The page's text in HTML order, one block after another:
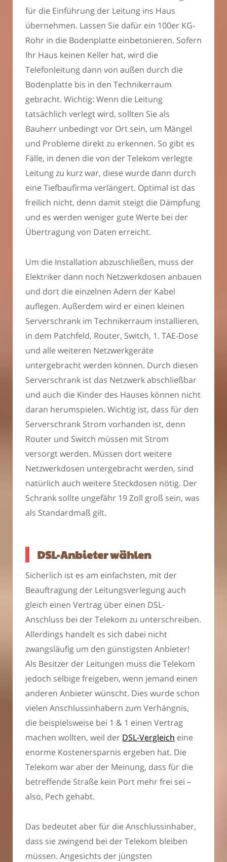
für die Einführung der Leitung ins Haus
übernehmen. Lassen Sie dafür ein 100er KG-
Rohr in die Bodenplatte einbetonieren. Sofern
Ihr Haus keinen Keller hat, wird die
Telefonleitung dann von außen durch die
Bodenplatte bis in den Technikerraum
gebracht. Wichtig: Wenn die Leitung
tatsächlich verlegt wird, sollten Sie als
Bauherr unbedingt vor Ort sein, um Mängel
und Probleme direkt zu erkennen. So gibt es
Fälle, in denen die von der Telekom verlegte
Leitung zu kurz war, diese wurde dann durch
eine Tiefbaufirma verlängert. Optimal ist das
freilich nicht, denn damit steigt die Dämpfung
und es werden weniger gute Werte bei der
Übertragung von Daten erreicht.
Um die Installation abzuschließen, muss der
Elektriker dann noch Netzwerkdosen anbauen
und dort die einzelnen Adern der Kabel
auflegen. Außerdem wird er einen kleinen
Serverschrank im Technikerraum installieren,
in dem Patchfeld, Router, Switch, 1. TAE-Dose
und alle weiteren Netzwerkgeräte
untergebracht werden können. Durch diesen
Serverschrank ist das Netzwerk abschließbar
und auch die Kinder des Hauses können nicht
daran herumspielen. Wichtig ist, dass für den
Serverschrank Strom vorhanden ist, denn
Router und Switch müssen mit Strom
versorgt werden. Müssen dort weitere
Netzwerkdosen untergebracht werden, sind
natürlich auch weitere Steckdosen nötig. Der
Schrank sollte ungefähr 19 Zoll groß sein, was
als Standardmaß gilt.
DSL-Anbieter wählen
Sicherlich ist es am einfachsten, mit der
Beauftragung der Leitungsverlegung auch
gleich einen Vertrag über einen DSL-
Anschluss bei der Telekom zu unterschreiben.
Allerdings handelt es sich dabei nicht
zwangsläufig um den günstigsten Anbieter!
Als Besitzer der Leitungen muss die Telekom
jedoch selbige freigeben, wenn jemand einen
anderen Anbieter wünscht. Dies wurde schon
vielen Anschlussinhabern zum Verhängnis,
die beispielsweise bei 1 & 1 einen Vertrag
machen wollten, weil der DSL-Vergleich eine
enorme Kostenersparnis ergeben hat. Die
Telekom war aber der Meinung, dass für die
betreffende Straße kein Port mehr frei sei –
also, Pech gehabt.
Das bedeutet aber für die Anschlussinhaber,
dass sie zwingend bei der Telekom bleiben
müssen. Angesichts der jüngsten